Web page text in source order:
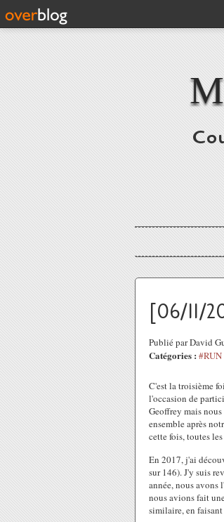
[06/11/
Publié par David
Catégories :
C'est la troisième
l'occasion de
Geoffrey mais
ensemble après
cette fois, toutes
En 2017, j'ai
sur 146). J'y suis
année, nous
nous avions fait
similaire, en